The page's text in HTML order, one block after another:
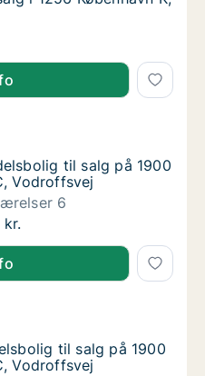
i 1256 København K,
til salg på 1900
salg på 1900
til salg på 1900
til salg på 1900
Vodroffsvej
6
til salg på 1900
kr.
til salg på 1900
salg på 1900
til salg på 1900
til salg på 1900
Vodroffsvej